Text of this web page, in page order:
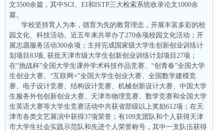
文3500余篇，其中SCI、EI和ISTP三大检索系统收录论文1000余
篇。
学校坚持育人为本，德育为先的教育理念，开展丰富多彩的校
园文化、科技活动。近五年来共举办了270余项校园文化活动；开
展志愿服务活动300余项；主持完成国家级大学生创新创业训练计
划项目83项, 获批天津市级大学生创新创业训练计划项目27项；
在“挑战杯”全国大学生课外学术科技作品竞赛、“创青春”全国大学
生创业大赛、“互联网+”全国大学生创业大赛、全国数学建模竞
赛、电子设计竞赛、结构设计竞赛、机械创新设计大赛、中国大学
生服务外包创新创业大赛、天津市物理竞赛、数学竞赛和全国大学
生英语大赛等大学生竞赛活动中共获省部级以上奖励612项；在天
津市各类文艺展演中获得37项荣誉；有109支团队和个人获得天津
市大学生社会实践示范队和先进个人荣誉称号，其中一支队伍获得